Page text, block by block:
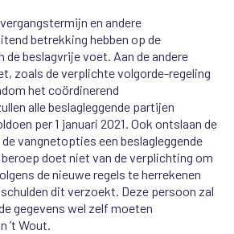
en andere
betrekking hebben op de
de beslagvrije voet. Aan de andere
zoals de verplichte volgorde-regeling
het coördinerend
alle beslagleggende partijen
per 1 januari 2021. Ook ontslaan de
vangnetopties een beslagleggende
doet niet van de verplichting om
de nieuwe regels te herrekenen
dit verzoekt. Deze persoon zal
gegevens wel zelf moeten
’t Wout.